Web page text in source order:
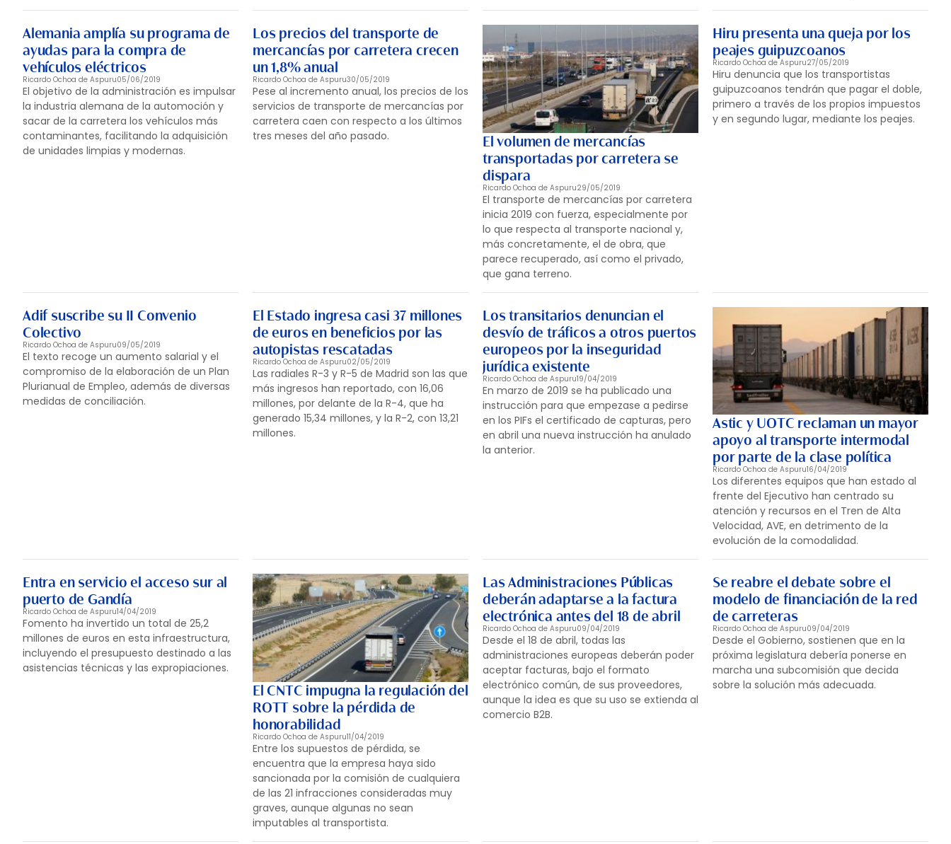
Alemania amplía su programa de
ayudas para la compra de
vehículos eléctricos
Ricardo Ochoa de Aspuru05/06/2019
El objetivo de la administración es impulsar
la industria alemana de la automoción y
sacar de la carretera los vehículos más
contaminantes, facilitando la adquisición
de unidades limpias y modernas.
Los precios del transporte de
mercancías por carretera crecen
un 1,8% anual
Ricardo Ochoa de Aspuru30/05/2019
Pese al incremento anual, los precios de los
servicios de transporte de mercancías por
carretera caen con respecto a los últimos
tres meses del año pasado.
El volumen de mercancías
transportadas por carretera se
dispara
Ricardo Ochoa de Aspuru29/05/2019
El transporte de mercancías por carretera
inicia 2019 con fuerza, especialmente por
lo que respecta al transporte nacional y,
más concretamente, el de obra, que
parece recuperado, así como el privado,
que gana terreno.
Hiru presenta una queja por los
peajes guipuzcoanos
Ricardo Ochoa de Aspuru27/05/2019
Hiru denuncia que los transportistas
guipuzcoanos tendrán que pagar el doble,
primero a través de los propios impuestos
y en segundo lugar, mediante los peajes.
Adif suscribe su II Convenio
Colectivo
Ricardo Ochoa de Aspuru09/05/2019
El texto recoge un aumento salarial y el
compromiso de la elaboración de un Plan
Plurianual de Empleo, además de diversas
medidas de conciliación.
El Estado ingresa casi 37 millones
de euros en beneficios por las
autopistas rescatadas
Ricardo Ochoa de Aspuru02/05/2019
Las radiales R-3 y R-5 de Madrid son las que
más ingresos han reportado, con 16,06
millones, por delante de la R-4, que ha
generado 15,34 millones, y la R-2, con 13,21
millones.
Los transitarios denuncian el
desvío de tráficos a otros puertos
europeos por la inseguridad
jurídica existente
Ricardo Ochoa de Aspuru19/04/2019
En marzo de 2019 se ha publicado una
instrucción para que empezase a pedirse
en los PIFs el certificado de capturas, pero
en abril una nueva instrucción ha anulado
la anterior.
Astic y UOTC reclaman un mayor
apoyo al transporte intermodal
por parte de la clase política
Ricardo Ochoa de Aspuru16/04/2019
Los diferentes equipos que han estado al
frente del Ejecutivo han centrado su
atención y recursos en el Tren de Alta
Velocidad, AVE, en detrimento de la
evolución de la comodalidad.
Entra en servicio el acceso sur al
puerto de Gandía
Ricardo Ochoa de Aspuru14/04/2019
Fomento ha invertido un total de 25,2
millones de euros en esta infraestructura,
incluyendo el presupuesto destinado a las
asistencias técnicas y las expropiaciones.
El CNTC impugna la regulación del
ROTT sobre la pérdida de
honorabilidad
Ricardo Ochoa de Aspuru11/04/2019
Entre los supuestos de pérdida, se
encuentra que la empresa haya sido
sancionada por la comisión de cualquiera
de las 21 infracciones consideradas muy
graves, aunque algunas no sean
imputables al transportista.
Las Administraciones Públicas
deberán adaptarse a la factura
electrónica antes del 18 de abril
Ricardo Ochoa de Aspuru09/04/2019
Desde el 18 de abril, todas las
administraciones europeas deberán poder
aceptar facturas, bajo el formato
electrónico común, de sus proveedores,
aunque la idea es que su uso se extienda al
comercio B2B.
Se reabre el debate sobre el
modelo de financiación de la red
de carreteras
Ricardo Ochoa de Aspuru09/04/2019
Desde el Gobierno, sostienen que en la
próxima legislatura debería ponerse en
marcha una subcomisión que decida
sobre la solución más adecuada.